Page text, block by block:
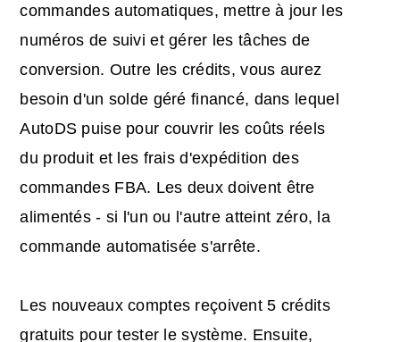
commandes automatiques, mettre à jour les
numéros de suivi et gérer les tâches de
conversion. Outre les crédits, vous aurez
besoin d'un solde géré financé, dans lequel
AutoDS puise pour couvrir les coûts réels
du produit et les frais d'expédition des
commandes FBA. Les deux doivent être
alimentés - si l'un ou l'autre atteint zéro, la
commande automatisée s'arrête.
Les nouveaux comptes reçoivent 5 crédits
gratuits pour tester le système. Ensuite,